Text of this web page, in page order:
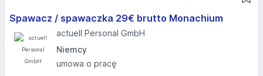
Spawacz / spawaczka 29€ brutto Monachium
actuell Personal GmbH
Niemcy
umowa o pracę